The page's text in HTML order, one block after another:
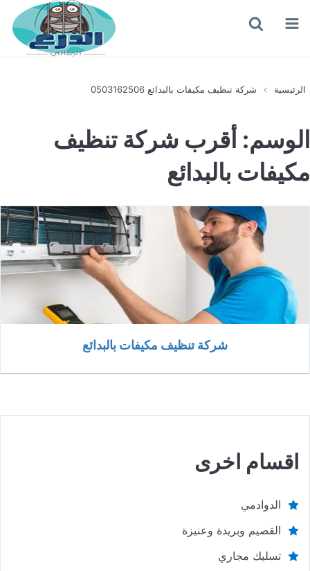
القائمة
الرئيسية شركة تنظيف مكيفات بالبدائع 0503162506
الوسم: أقرب شركة تنظيف
مكيفات بالبدائع
شركة تنظيف مكيفات بالبدائع
اقسام اخرى
الدوادمي
القصيم وبريدة وعنيزة
تسليك مجاري